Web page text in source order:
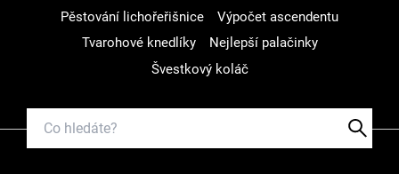
Pěstování lichořeřišnice
Výpočet ascendentu
Tvarohové knedlíky
Nejlepší palačinky
Švestkový koláč